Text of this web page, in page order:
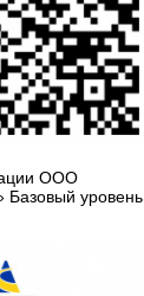
ООО
Базовый уровень